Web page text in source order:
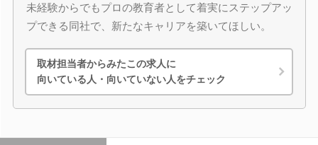
未経験からでもプロの教育者として着実にステップアッ
プできる同社で、新たなキャリアを築いてほしい。
取材担当者からみたこの求人に
向いている人・向いていない人をチェック